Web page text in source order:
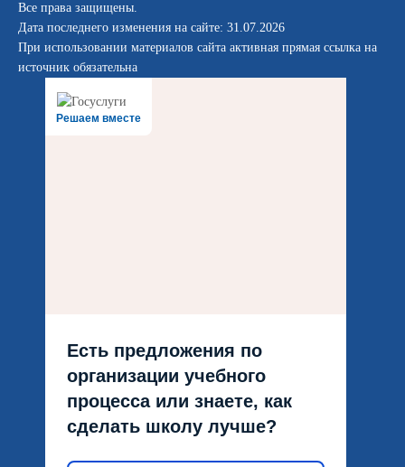
Все права защищены.
Дата последнего изменения на сайте: 31.07.2026
При использовании материалов сайта активная прямая ссылка на
источник обязательна
Решаем вместе
Есть предложения по
организации учебного
процесса или знаете, как
сделать школу лучше?